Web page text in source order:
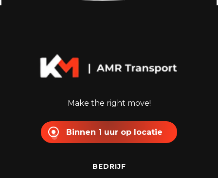
Make the right move!
Binnen 1 uur op locatie
BEDRIJF